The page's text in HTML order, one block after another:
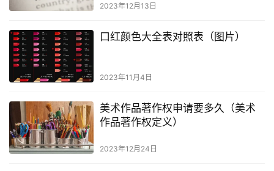
2023年12月13日
口红颜色大全表对照表（图片）
2023年11月4日
美术作品著作权申请要多久（美术
作品著作权定义）
2023年12月24日